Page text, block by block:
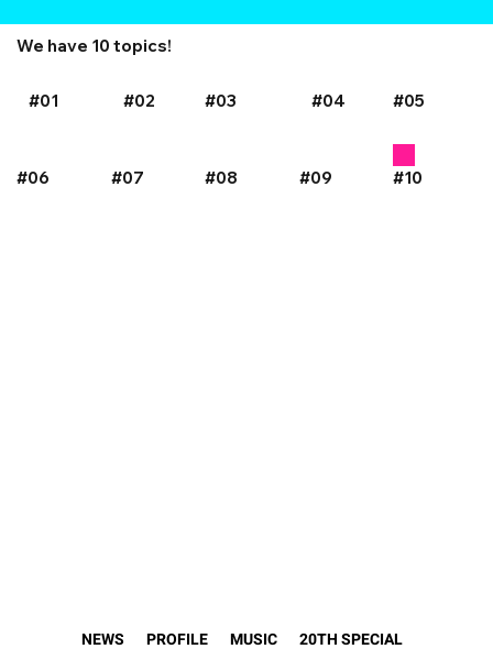
#01 #02 #03 #04 #05
#06 #07 #08 #09 #10
We have 10 topics!
NEWS PROFILE MUSIC 20TH SPECIAL